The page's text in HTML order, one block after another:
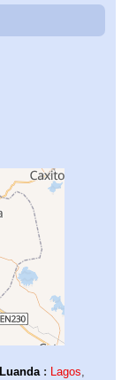
Luanda: Lagos,